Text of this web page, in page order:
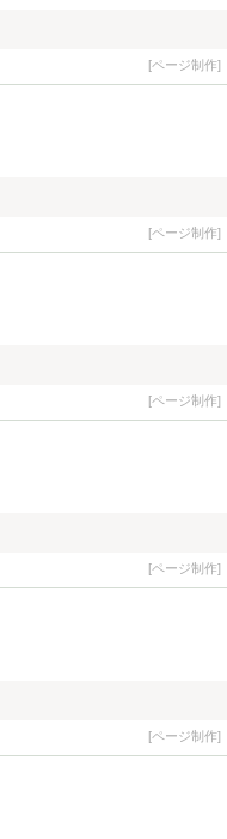
[ページ制作]
[ページ制作]
[ページ制作]
[ページ制作]
[ページ制作]